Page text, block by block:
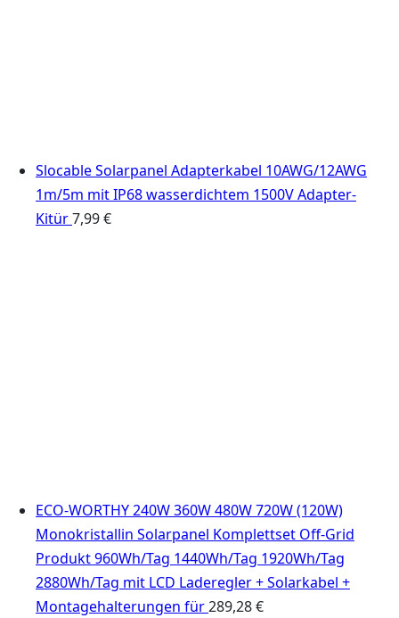
Slocable Solarpanel Adapterkabel 10AWG/12AWG
1m/5m mit IP68 wasserdichtem 1500V Adapter-
Kitür7,99€
ECO-WORTHY 240W 360W 480W 720W (120W)
Monokristallin Solarpanel Komplettset Off-Grid
Produkt 960Wh/Tag 1440Wh/Tag 1920Wh/Tag
2880Wh/Tag mit LCD Laderegler + Solarkabel +
Montagehalterungen für289,28€